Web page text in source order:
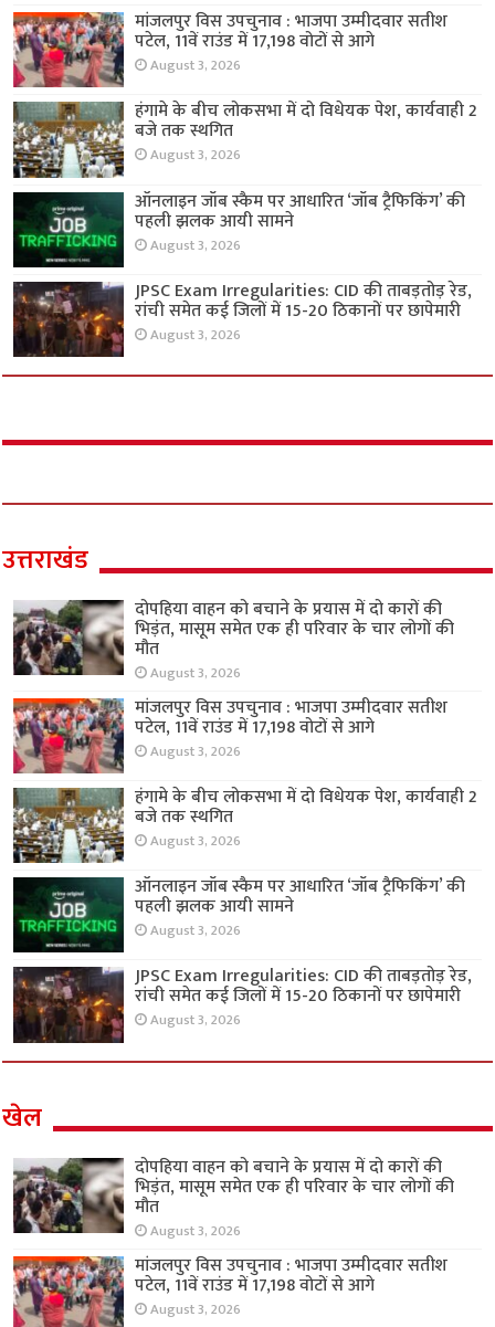
मांजलपुर विस उपचुनाव : भाजपा उम्मीदवार सतीश
पटेल, 11वें राउंड में 17,198 वोटों से आगे
August 3, 2026
हंगामे के बीच लोकसभा में दो विधेयक पेश, कार्यवाही 2
बजे तक स्थगित
August 3, 2026
ऑनलाइन जॉब स्कैम पर आधारित ‘जॉब ट्रैफिकिंग’ की
पहली झलक आयी सामने
August 3, 2026
JPSC Exam Irregularities: CID की ताबड़तोड़ रेड,
रांची समेत कई जिलों में 15-20 ठिकानों पर छापेमारी
August 3, 2026
उत्तराखंड
दोपहिया वाहन को बचाने के प्रयास में दो कारों की
भिड़ंत, मासूम समेत एक ही परिवार के चार लोगों की
मौत
August 3, 2026
मांजलपुर विस उपचुनाव : भाजपा उम्मीदवार सतीश
पटेल, 11वें राउंड में 17,198 वोटों से आगे
August 3, 2026
हंगामे के बीच लोकसभा में दो विधेयक पेश, कार्यवाही 2
बजे तक स्थगित
August 3, 2026
ऑनलाइन जॉब स्कैम पर आधारित ‘जॉब ट्रैफिकिंग’ की
पहली झलक आयी सामने
August 3, 2026
JPSC Exam Irregularities: CID की ताबड़तोड़ रेड,
रांची समेत कई जिलों में 15-20 ठिकानों पर छापेमारी
August 3, 2026
खेल
दोपहिया वाहन को बचाने के प्रयास में दो कारों की
भिड़ंत, मासूम समेत एक ही परिवार के चार लोगों की
मौत
August 3, 2026
मांजलपुर विस उपचुनाव : भाजपा उम्मीदवार सतीश
पटेल, 11वें राउंड में 17,198 वोटों से आगे
August 3, 2026